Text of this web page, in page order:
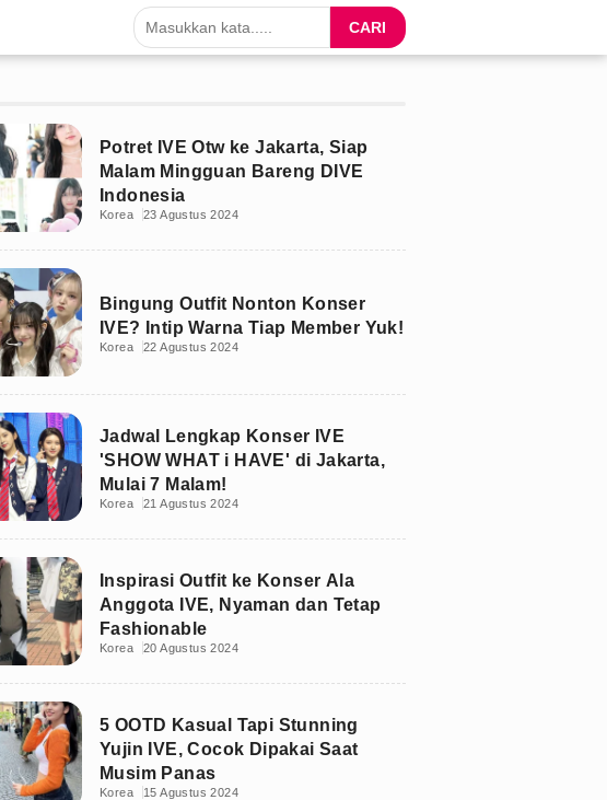
CARI
Potret IVE Otw ke Jakarta, Siap
Malam Mingguan Bareng DIVE
Indonesia
Korea 23 Agustus 2024
Bingung Outfit Nonton Konser
IVE? Intip Warna Tiap Member Yuk!
Korea 22 Agustus 2024
Jadwal Lengkap Konser IVE
'SHOW WHAT i HAVE' di Jakarta,
Mulai 7 Malam!
Korea 21 Agustus 2024
Inspirasi Outfit ke Konser Ala
Anggota IVE, Nyaman dan Tetap
Fashionable
Korea 20 Agustus 2024
5 OOTD Kasual Tapi Stunning
Yujin IVE, Cocok Dipakai Saat
Musim Panas
Korea 15 Agustus 2024